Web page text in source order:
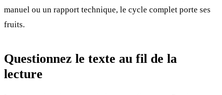
manuel ou un rapport technique, le cycle complet porte ses
fruits.
Questionnez le texte au fil de la
lecture